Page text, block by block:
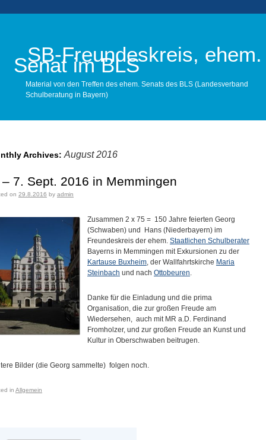
SB-Freundeskreis, ehem.
Senat im BLS
Material von den Treffen des ehem. Senats des BLS (Landesverband
Schulberatung in Bayern)
Main menu
Archives: August 2016
7. Sept. 2016 in Memmingen
on 29.8.2016 by admin
Zusammen 2 x 75 = 150 Jahre feierten Georg
(Schwaben) und Hans (Niederbayern) im
Freundeskreis der ehem. Staatlichen Schulberater
Bayerns in Memmingen mit Exkursionen zu der
Kartause Buxheim, der Wallfahrtskirche Maria
Steinbach und nach Ottobeuren.
Danke für die Einladung und die prima
Organisation, die zur großen Freude am
Wiedersehen, auch mit MR a.D. Ferdinand
Fromholzer, und zur großen Freude an Kunst und
Kultur in Oberschwaben beitrugen.
Bilder (die Georg sammelte) folgen noch.
in Allgemein